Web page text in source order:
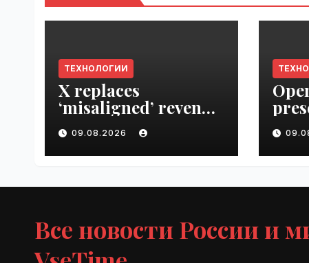
ТЕХНОЛОГИИ
X replaces
‘misaligned’ revenue
sharing program
with Original
Content Rewards |
09.08.2026
Все новости России и